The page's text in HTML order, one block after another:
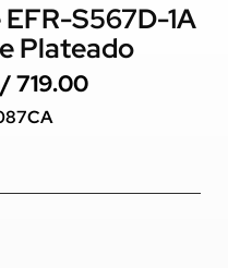
S567D-1A
Plateado
719.00